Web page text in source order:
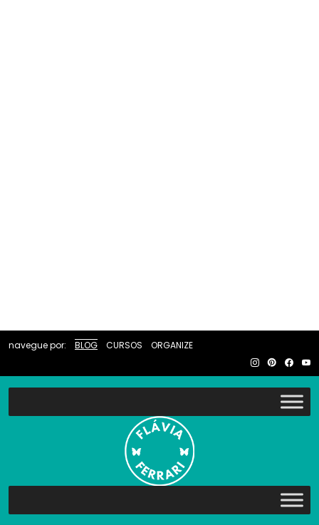
navegue por: BLOG CURSOS ORGANIZE